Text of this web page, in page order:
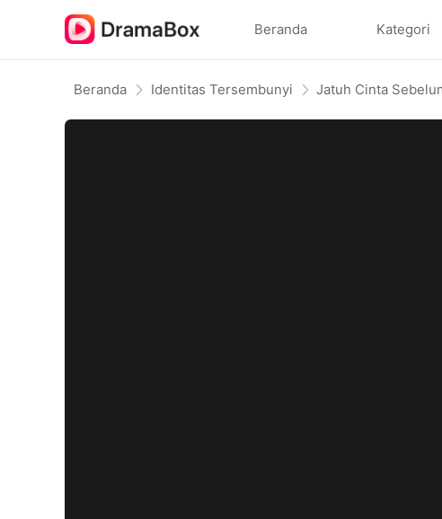
Beranda Kategori
Beranda Identitas Tersembunyi Jatuh Cinta